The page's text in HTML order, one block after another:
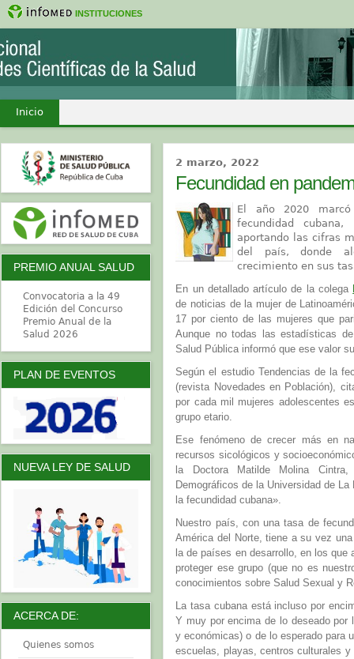
INSTITUCIONES
Inicio
2 marzo, 2022
Fecundidad en
El año 2020
fecundidad
aportando las cifras
del país, donde
crecimiento en sus
En un detallado artículo de la colega
de noticias de la mujer de
17 por ciento de las mujeres que
Aunque no todas las estadísticas
Salud Pública informó que ese valor
Según el estudio Tendencias de la
(revista Novedades en Población),
por cada mil mujeres adolescentes
grupo etario.
Ese fenómeno de crecer más en
recursos sicológicos y
la Doctora Matilde Molina
Demográficos de la Universidad de
la fecundidad cubana».
Nuestro país, con una tasa de
América del Norte, tiene a su vez
la de países en desarrollo, en los
proteger ese grupo (que no es
conocimientos sobre Salud Sexual y
La tasa cubana está incluso por
Y muy por encima de lo deseado por
y económicas) o de lo esperado para
escuelas, playas, centros culturales
PREMIO ANUAL SALUD
Convocatoria a la 49
Edición del Concurso
Premio Anual de la
Salud 2026
PLAN DE EVENTOS
NUEVA LEY DE SALUD
ACERCA DE:
Quienes somos